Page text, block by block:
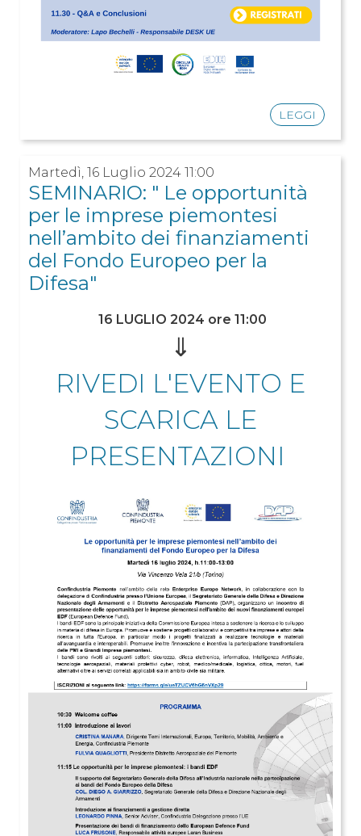
LEGGI
Martedì, 16 Luglio 2024 11:00
SEMINARIO: " Le opportunità
per le imprese piemontesi
nell’ambito dei finanziamenti
del Fondo Europeo per la
Difesa"
16 LUGLIO 2024 ore 11:00
⇓
RIVEDI L'EVENTO E
SCARICA LE
PRESENTAZIONI